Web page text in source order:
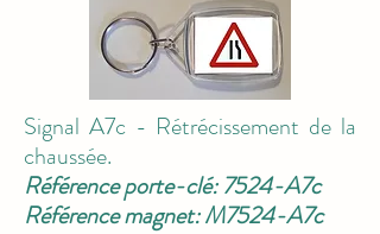
Signal A7c - Rétrécissement de la
chaussée.
Référence porte-clé: 7524-A7c
Référence magnet: M7524-A7c